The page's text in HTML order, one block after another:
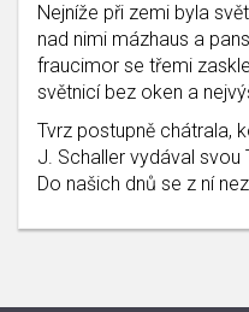
Nejníže při zemi byla
nad nimi mázhaus a
fraucimor se třemi
světnicí bez oken a
Tvrz postupně chátrala,
J. Schaller vydával svou
Do našich dnů se z ní